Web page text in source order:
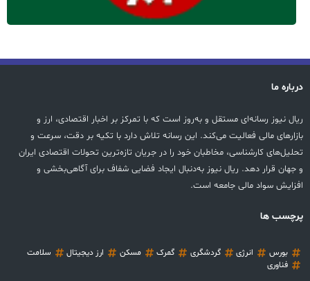
درباره ما
ریال نیوز رسانه‌ای مستقل و به‌روز است که با تمرکز بر اخبار اقتصادی، ارز و
بازارهای مالی فعالیت می‌کند. این رسانه تلاش دارد با تکیه بر دقت، سرعت و
تحلیل‌های کارشناسی، مخاطبان خود را در جریان تازه‌ترین تحولات اقتصادی ایران
و جهان قرار دهد. ریال نیوز به‌دنبال ایجاد فضایی شفاف برای آگاهی‌بخشی و
افزایش سواد مالی جامعه است.
پرچسب ها
بورس انرژی گردشگری گمرک مسکن ارز دیجیتال
سلامت
فناوری